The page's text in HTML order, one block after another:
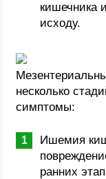
кишечника
исходу.
несколько
симптомы:
Ишемия
ранних